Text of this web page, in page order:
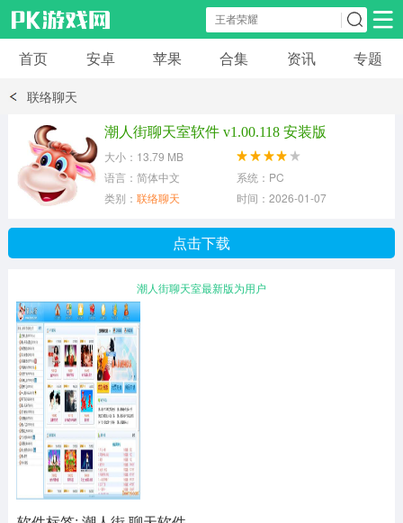
安卓应用 安卓游戏
模拟经营
首页 安卓 苹果 合集 资讯 专题
联络聊天
潮人街聊天室软件 v1.00.118 安装版
大小：13.79 MB
语言：简体中文
系统：PC
类别： 联络聊天 时间：2026-01-07
点击下载
潮人街聊天室最新版为用户